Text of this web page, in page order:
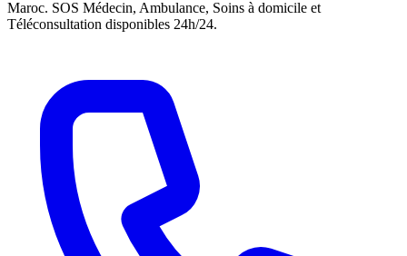
Maroc. SOS Médecin, Ambulance, Soins à domicile et
Téléconsultation disponibles 24h/24.